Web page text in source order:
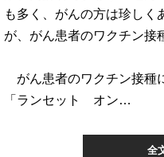
も多く、がんの方は珍しく
が、がん患者のワクチン接
がん患者のワクチン接種
「ランセット オン…
全